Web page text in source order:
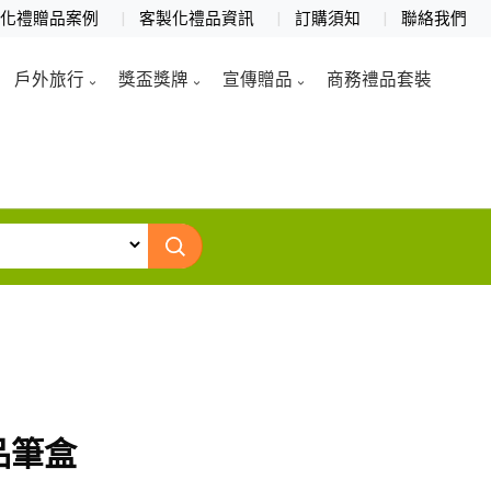
禮贈品案例 客製化禮品資訊 訂購須知 聯絡我們
戶外旅行 獎盃獎牌 宣傳贈品 商務禮品套裝
筆盒